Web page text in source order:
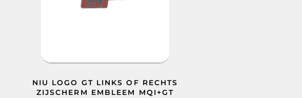
NIU LOGO GT LINKS OF RECHTS
ZIJSCHERM EMBLEEM MQI+GT